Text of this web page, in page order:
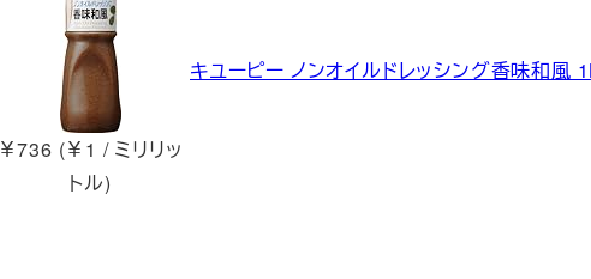
￥736 (￥1 / ミリリッ
トル)
キユーピー ノンオイルドレッシング香味和風